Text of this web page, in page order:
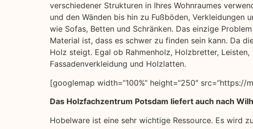
verschiedener Strukturen in Ihres Wohnraumes
und den Wänden bis hin zu Fußböden, Verkleidungen
wie Sofas, Betten und Schränken. Das einzige
Material ist, dass es schwer zu finden sein kann. Da
Holz steigt. Egal ob Rahmenholz, Holzbretter, Leisten,
Fassadenverkleidung und Holzlatten.
[googlemap width=“100%“ height=“250″ src=“https://
Das Holzfachzentrum Potsdam liefert auch nach
Hobelware ist eine sehr wichtige Ressource. Es wird